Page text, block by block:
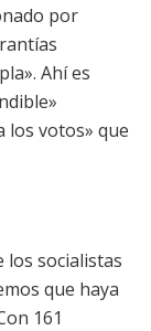
por
Ahí es
los votos» que
los socialistas
que haya
161